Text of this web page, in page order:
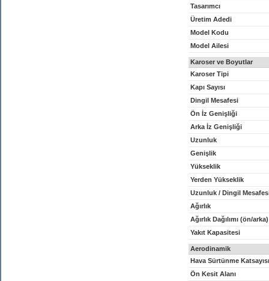
Tasarımcı
Üretim Adedi
Model Kodu
Model Ailesi
Karoser ve Boyutlar
Karoser Tipi
Kapı Sayısı
Dingil Mesafesi
Ön İz Genişliği
Arka İz Genişliği
Uzunluk
Genişlik
Yükseklik
Yerden Yükseklik
Uzunluk / Dingil
Ağırlık
Ağırlık Dağılımı (ön/arka)
Yakıt Kapasitesi
Aerodinamik
Hava Sürtünme Katsayısı
Ön Kesit Alanı